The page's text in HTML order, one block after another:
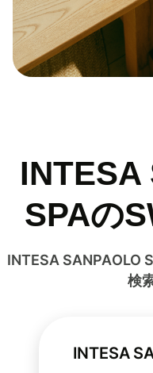
INTESA
SPAの
INTESA SANPAOLO
検
INTESA